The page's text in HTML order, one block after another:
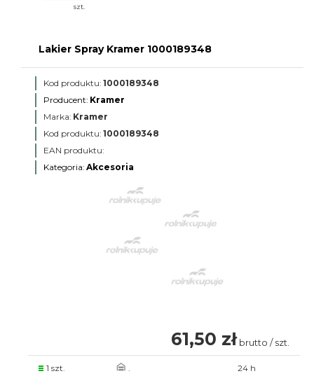
szt.
Lakier Spray Kramer 1000189348
Kod produktu: 1000189348
Producent: Kramer
Marka: Kramer
Kod produktu: 1000189348
EAN produktu:
Kategoria: Akcesoria
61,50 zł brutto / szt.
1 szt. . 24 h